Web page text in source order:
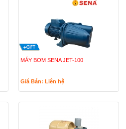
MÁY BƠM SENA JET-100
Giá Bán: Liên hệ